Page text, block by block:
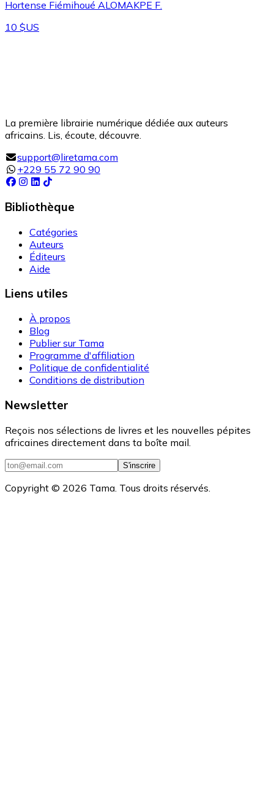
Hortense Fiémihoué ALOMAKPE F.
10 $US
La première librairie numérique dédiée aux auteurs
africains. Lis, écoute, découvre.
support@liretama.com
+229 55 72 90 90
Bibliothèque
Catégories
Auteurs
Éditeurs
Aide
Liens utiles
À propos
Blog
Publier sur Tama
Programme d'affiliation
Politique de confidentialité
Conditions de distribution
Newsletter
Reçois nos sélections de livres et les nouvelles pépites
africaines directement dans ta boîte mail.
S'inscrire
Copyright © 2026 Tama. Tous droits réservés.